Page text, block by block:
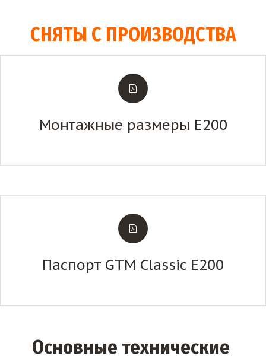
СНЯТЫ С ПРОИЗВОДСТВА
Монтажные размеры Е200
Паспорт GTM Classic E200
Основные технические